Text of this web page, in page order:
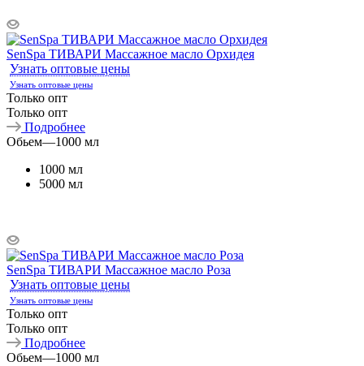
SenSpa ТИВАРИ Массажное масло Орхидея
Узнать оптовые цены
Узнать оптовые цены
Только опт
Только опт
Подробнее
Обьем—1000 мл
1000 мл
5000 мл
SenSpa ТИВАРИ Массажное масло Роза
Узнать оптовые цены
Узнать оптовые цены
Только опт
Только опт
Подробнее
Обьем—1000 мл